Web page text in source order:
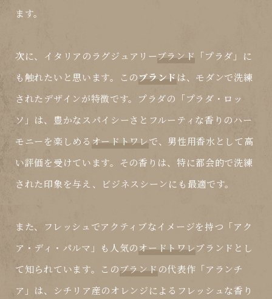
ます。
次に、イタリアのラグジュアリーブランド 「プラダ」に
も触れたいと思います。このブランド は、モダンで洗練
されたデザインが特徴です。プラダの「プラダ・ロッ
ソ」は、豊かなスパイシーさとフルーティな香りのハー
モニーを楽しめる オードトワレで、男性用香水として高
い評価を受けています。その香りは、特に都会的で洗練
された印象を与え、ビジネスシーンにも最適です。
また、フレッシュでアクティブなイメージを持つ「アク
ア・ディ・パルマ」も人気のオードトワレブランドとし
て知られています。このブランド の代表作「アランチ
ア」は、シチリア産のオレンジによるフレッシュな香り